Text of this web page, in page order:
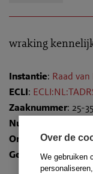
Over de
We gebruiken
wraking
Instantie: Raad
ECLI:
Zaaknummer: 25-
Nummer
Onderwerpen:15.
Gedragsregels: art.